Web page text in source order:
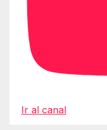
Ir al canal